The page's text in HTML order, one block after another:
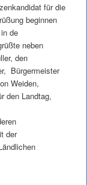
für die
beginnen
de
neben
den
Bürgermeister
Weiden,
den Landtag,
der